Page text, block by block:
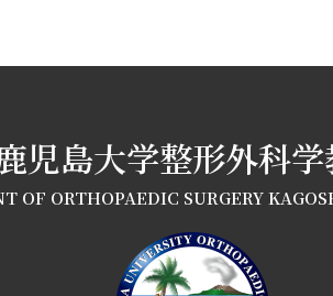
児島大学整形外科
OF ORTHOPAEDIC SURGERY